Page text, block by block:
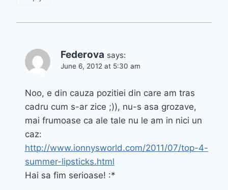
Federova says:
June 6, 2012 at 5:30 am
Noo, e din cauza pozitiei din care am tras
cadru cum s-ar zice ;)), nu-s asa grozave,
mai frumoase ca ale tale nu le am in nici un
caz:
http://www.ionnysworld.com/2011/07/top-4-
summer-lipsticks.html
Hai sa fim serioase! :*